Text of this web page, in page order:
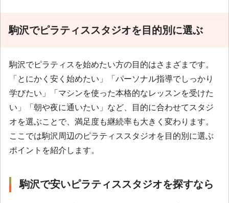
駒沢でピラティススタジオを目的別に選ぶ
駒沢でピラティスを始めたい方の目的はさまざまです。
「とにかく安く始めたい」「パーソナル指導でしっかり
学びたい」「マシンを使った本格的なレッスンを受けた
い」「朝や夜に通いたい」など、目的に合わせてスタジ
オを選ぶことで、満足度も継続率も大きく変わります。
ここでは駒沢周辺のピラティススタジオを目的別に選ぶ
ポイントを紹介します。
駒沢で安いピラティススタジオを探すなら